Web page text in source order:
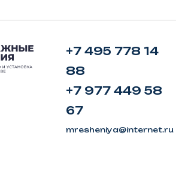
+7 495 778 14
88
+7 977 449 58
67
mresheniya@internet.ru